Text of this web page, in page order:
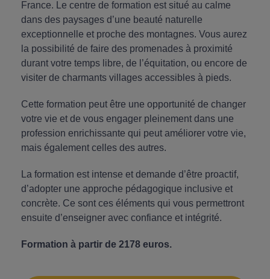
France. Le centre de formation est situé au calme
dans des paysages d’une beauté naturelle
exceptionnelle et proche des montagnes. Vous aurez
la possibilité de faire des promenades à proximité
durant votre temps libre, de l’équitation, ou encore de
visiter de charmants villages accessibles à pieds.
Cette formation peut être une opportunité de changer
votre vie et de vous engager pleinement dans une
profession enrichissante qui peut améliorer votre vie,
mais également celles des autres.
La formation est intense et demande d’être proactif,
d’adopter une approche pédagogique inclusive et
concrète. Ce sont ces éléments qui vous permettront
ensuite d’enseigner avec confiance et intégrité.
Formation à partir de 2178 euros.